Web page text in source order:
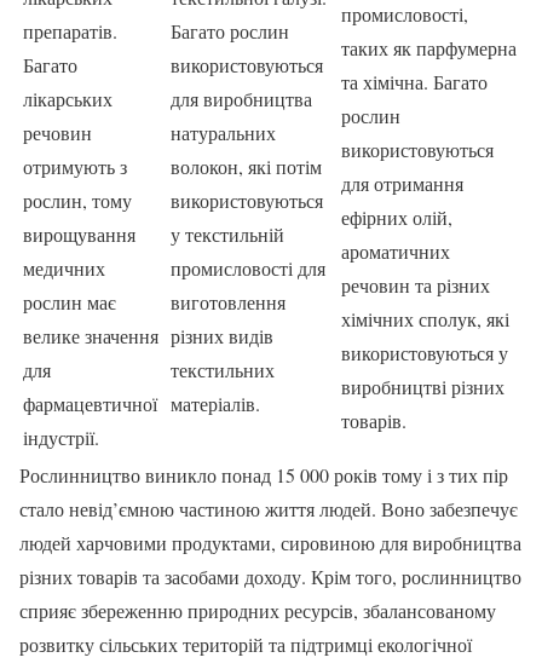
препаратів.
Багато
лікарських
речовин
отримують з
рослин, тому
вирощування
медичних
рослин має
велике значення
для
фармацевтичної
індустрії.
Багато рослин
використовуються
для виробництва
натуральних
волокон, які потім
використовуються
у текстильній
промисловості для
виготовлення
різних видів
текстильних
матеріалів.
промисловості,
таких як парфумерна
та хімічна. Багато
рослин
використовуються
для отримання
ефірних олій,
ароматичних
речовин та різних
хімічних сполук, які
використовуються у
виробництві різних
товарів.
Рослинництво виникло понад 15 000 років тому і з тих пір
стало невід’ємною частиною життя людей. Воно забезпечує
людей харчовими продуктами, сировиною для виробництва
різних товарів та засобами доходу. Крім того, рослинництво
сприяє збереженню природних ресурсів, збалансованому
розвитку сільських територій та підтримці екологічної